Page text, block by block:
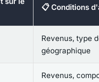
📋 Conditions
Revenus, type
géographique
Revenus,